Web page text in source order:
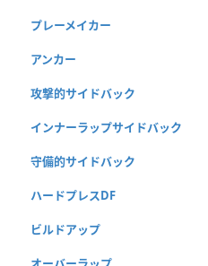
プレーメイカー
アンカー
攻撃的サイドバック
インナーラップサイドバック
守備的サイドバック
ハードプレスDF
ビルドアップ